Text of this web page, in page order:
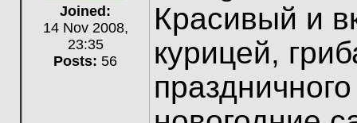
Joined:
14 Nov 2008,
23:35
Posts: 56
Красивый и
курицей,